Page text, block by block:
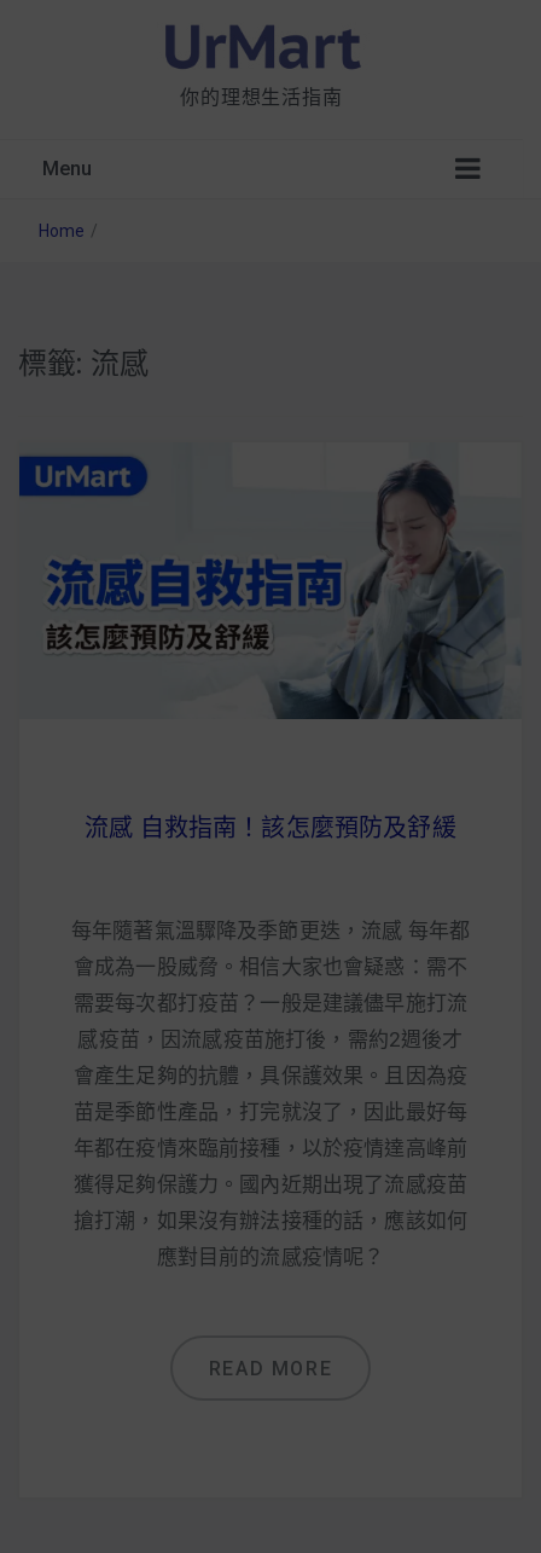
你的理想生活指南
Menu
星巴克都用 OATLY 泡咖啡？市售燕麥奶大剖
無麩質食物清單一覽：燕麥、麵包還有餅乾，
早餐這樣料理最適合！
早上沒時間做早餐？10 款隔夜更美味的燕麥粥
簡單料理
2020 年最新蛋白粉終極指南，讓你一次搞
七大經典健身疑問，不要再被這些問題困擾
啦！
減醣食材推薦
減醣料理食譜
蔬食純素營養
Home /
標籤: 流感
流感 自救指南！該怎麼預防及舒緩
每年隨著氣溫驟降及季節更迭，流感 每年都
會成為一股威脅。相信大家也會疑惑：需不
需要每次都打疫苗？一般是建議儘早施打流
感疫苗，因流感疫苗施打後，需約2週後才
會產生足夠的抗體，具保護效果。且因為疫
苗是季節性產品，打完就沒了，因此最好每
年都在疫情來臨前接種，以於疫情達高峰前
獲得足夠保護力。國內近期出現了流感疫苗
搶打潮，如果沒有辦法接種的話，應該如何
應對目前的流感疫情呢？
READ MORE